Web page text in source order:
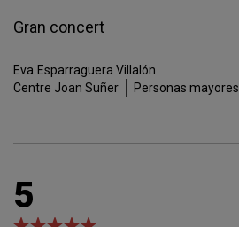
Gran concert
Eva Esparraguera Villalón
Centre Joan Suñer
Personas mayores
5